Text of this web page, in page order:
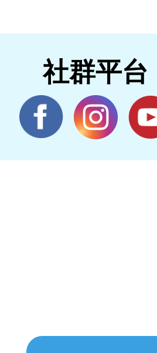
社群平台